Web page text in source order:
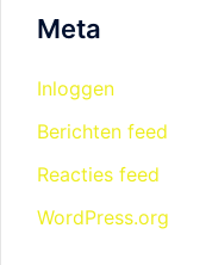
Meta
Inloggen
Berichten feed
Reacties feed
WordPress.org